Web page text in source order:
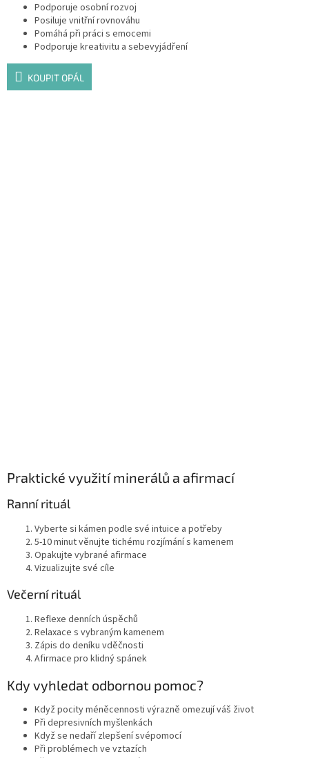
Podporuje osobní rozvoj
Posiluje vnitřní rovnováhu
Pomáhá při práci s emocemi
Podporuje kreativitu a sebevyjádření
KOUPIT OPÁL
Praktické využití minerálů a afirmací
Ranní rituál
Vyberte si kámen podle své intuice a potřeby
5-10 minut věnujte tichému rozjímání s kamenem
Opakujte vybrané afirmace
Vizualizujte své cíle
Večerní rituál
Reflexe denních úspěchů
Relaxace s vybraným kamenem
Zápis do deníku vděčnosti
Afirmace pro klidný spánek
Kdy vyhledat odbornou pomoc?
Když pocity méněcennosti výrazně omezují váš život
Při depresivních myšlenkách
Když se nedaří zlepšení svépomocí
Při problémech ve vztazích